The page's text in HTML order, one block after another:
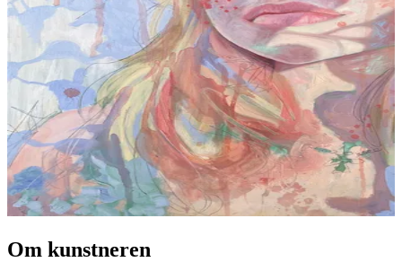
Om kunstneren